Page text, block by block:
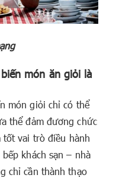
món ăn giỏi là
món giỏi chỉ có thể
thể đảm đương chức
tốt vai trò điều hành
khách sạn – nhà
chỉ cần thành thạo